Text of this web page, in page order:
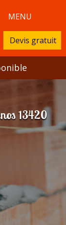
MENU
Devis gratuit
13420